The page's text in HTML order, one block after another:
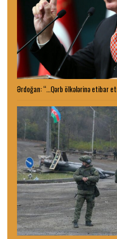
Ərdoğan: “…Qərb ölkələrinə etibar